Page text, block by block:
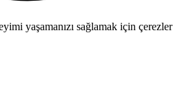
yaşamanızı sağlamak için çerezler